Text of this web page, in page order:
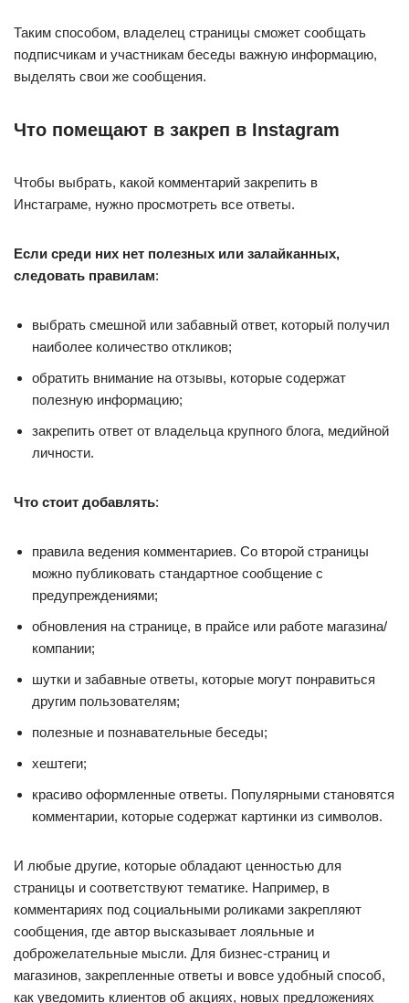
Таким способом, владелец страницы сможет сообщать
подписчикам и участникам беседы важную информацию,
выделять свои же сообщения.
Что помещают в закреп в Instagram
Чтобы выбрать, какой комментарий закрепить в
Инстаграме, нужно просмотреть все ответы.
Если среди них нет полезных или залайканных,
следовать правилам:
выбрать смешной или забавный ответ, который получил
наиболее количество откликов;
обратить внимание на отзывы, которые содержат
полезную информацию;
закрепить ответ от владельца крупного блога, медийной
личности.
Что стоит добавлять:
правила ведения комментариев. Со второй страницы
можно публиковать стандартное сообщение с
предупреждениями;
обновления на странице, в прайсе или работе магазина/
компании;
шутки и забавные ответы, которые могут понравиться
другим пользователям;
полезные и познавательные беседы;
хештеги;
красиво оформленные ответы. Популярными становятся
комментарии, которые содержат картинки из символов.
И любые другие, которые обладают ценностью для
страницы и соответствуют тематике. Например, в
комментариях под социальными роликами закрепляют
сообщения, где автор высказывает лояльные и
доброжелательные мысли. Для бизнес-страниц и
магазинов, закрепленные ответы и вовсе удобный способ,
как уведомить клиентов об акциях, новых предложениях